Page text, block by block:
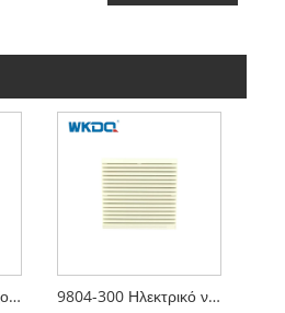
3321-230 Ισχυροί αξονικοί ανεμιστήρες Ηλεκτρικός πίνακας αέρα Φίλτρο καμπύλης επιφάνειας 9804-300 Ηλεκτρικό ντουλάπι Φίλτρο αέρα Γρίλια Περσίδες Εξάτμιση ανεμιστήρα , Φίλτρα ανεμιστήρα ηλεκτρικού πίνακα Παντζούρια Κάλυμμα